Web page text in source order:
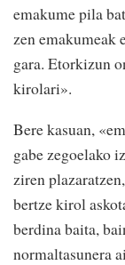
emakume pila
zen emakumeak
gara. Etorkizun
kirolari».
Bere kasuan,
gabe zegoelako
ziren
bertze kirol
berdina baita,
normaltasunera